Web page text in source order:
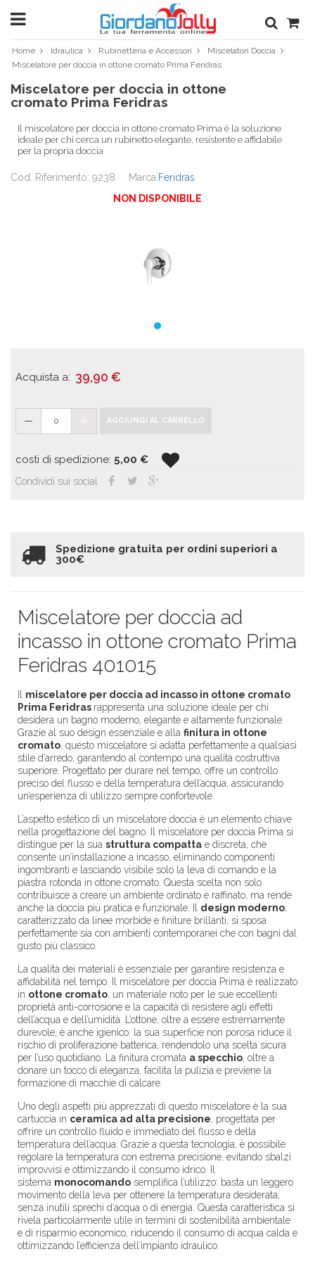
Home Idraulica Rubinetteria e Accessori
Miscelatori Doccia
Miscelatore per doccia in ottone cromato Prima Feridras
Miscelatore per doccia in ottone
cromato Prima Feridras
Il miscelatore per doccia in ottone cromato Prima è la soluzione
ideale per chi cerca un rubinetto elegante, resistente e affidabile
per la propria doccia
Cod. Riferimento: 9238 Marca:Feridras
NON DISPONIBILE
Acquista a: 39,90 €
0 AGGIUNGI AL CARRELLO
costi di spedizione: 5,00 €
Condividi sui social
Spedizione gratuita per ordini superiori a
300€
Miscelatore per doccia ad
incasso in ottone cromato Prima
Feridras 401015
miscelatore per doccia ad incasso in ottone cromato
Prima Feridras rappresenta una soluzione ideale per chi
desidera un bagno moderno, elegante e altamente funzionale.
Grazie al suo design essenziale e alla finitura in ottone
cromato, questo miscelatore si adatta perfettamente a qualsiasi
stile d’arredo, garantendo al contempo una qualità costruttiva
superiore. Progettato per durare nel tempo, offre un controllo
preciso del flusso e della temperatura dell’acqua, assicurando
un’esperienza di utilizzo sempre confortevole.
L’aspetto estetico di un miscelatore doccia è un elemento chiave
nella progettazione del bagno. Il miscelatore per doccia Prima si
distingue per la sua struttura compatta e discreta, che
consente un’installazione a incasso, eliminando componenti
ingombranti e lasciando visibile solo la leva di comando e la
piastra rotonda in ottone cromato. Questa scelta non solo
contribuisce a creare un ambiente ordinato e raffinato, ma rende
anche la doccia più pratica e funzionale. Il design moderno,
caratterizzato da linee morbide e finiture brillanti, si sposa
perfettamente sia con ambienti contemporanei che con bagni dal
gusto più classico.
La qualità dei materiali è essenziale per garantire resistenza e
affidabilità nel tempo. Il miscelatore per doccia Prima è realizzato
in ottone cromato, un materiale noto per le sue eccellenti
proprietà anti-corrosione e la capacità di resistere agli effetti
dell’acqua e dell’umidità. L’ottone, oltre a essere estremamente
durevole, è anche igienico: la sua superficie non porosa riduce il
rischio di proliferazione batterica, rendendolo una scelta sicura
per l’uso quotidiano. La finitura cromata a specchio, oltre a
donare un tocco di eleganza, facilita la pulizia e previene la
formazione di macchie di calcare.
Uno degli aspetti più apprezzati di questo miscelatore è la sua
cartuccia in ceramica ad alta precisione, progettata per
offrire un controllo fluido e immediato del flusso e della
temperatura dell’acqua. Grazie a questa tecnologia, è possibile
regolare la temperatura con estrema precisione, evitando sbalzi
improvvisi e ottimizzando il consumo idrico. Il
sistema monocomando semplifica l’utilizzo: basta un leggero
movimento della leva per ottenere la temperatura desiderata,
senza inutili sprechi d’acqua o di energia. Questa caratteristica si
rivela particolarmente utile in termini di sostenibilità ambientale
e di risparmio economico, riducendo il consumo di acqua calda e
ottimizzando l’efficienza dell’impianto idraulico.